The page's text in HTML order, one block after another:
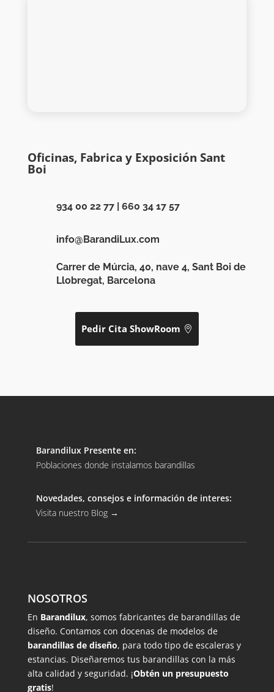
Oficinas, Fabrica y Exposición Sant
Boi
934 00 22 77| 660 34 17 57
info@BarandiLux.com
Carrer de Múrcia, 40, nave 4, Sant Boi de
Llobregat, Barcelona
Pedir Cita ShowRoom
Barandilux Presente en:
Poblaciones donde instalamos barandillas
Novedades, consejos e información de interes:
Visita nuestro Blog →
NOSOTROS
En Barandilux, somos fabricantes de barandillas de
diseño. Contamos con docenas de modelos de
barandillas de diseño, para todo tipo de escaleras y
estancias. Diseñaremos tus barandillas con la más
alta calidad y seguridad. ¡Obtén un presupuesto
gratis!